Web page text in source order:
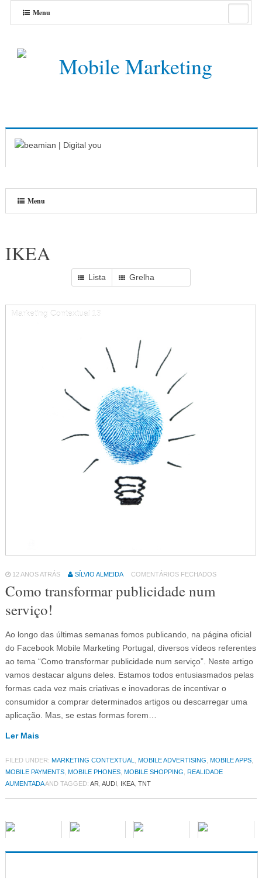
Menu
Menu
IKEA
Lista Grelha
Marketing Contextual 13
12 ANOS ATRÁS SÍLVIO ALMEIDA COMENTÁRIOS FECHADOS
Como transformar publicidade num
serviço!
Ao longo das últimas semanas fomos publicando, na página oficial
do Facebook Mobile Marketing Portugal, diversos vídeos referentes
ao tema “Como transformar publicidade num serviço”. Neste artigo
vamos destacar alguns deles. Estamos todos entusiasmados pelas
formas cada vez mais criativas e inovadoras de incentivar o
consumidor a comprar determinados artigos ou descarregar uma
aplicação. Mas, se estas formas forem…
Ler Mais
FILED UNDER: MARKETING CONTEXTUAL, MOBILE ADVERTISING, MOBILE APPS,
MOBILE PAYMENTS, MOBILE PHONES, MOBILE SHOPPING, REALIDADE
AUMENTADAAND TAGGED: AR, AUDI , IKEA, TNT